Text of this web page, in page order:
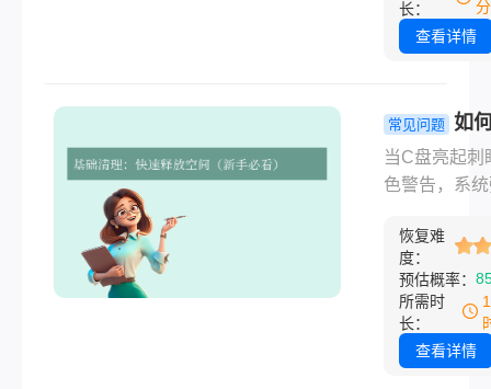
据恢复的成
成、价格范
式化操作后
恢复并非总
呢？本文将
绍闪迪移动
除数据恢复
高效方法，
户高效找回
数据。
长：
查看详情
常见问题 如
电脑c盘内
效清理指南
当C盘亮起刺
色警告，系
是否感到手
措？那么如
电脑c盘内存
担心，这份
清理指南将
恢复难
度：
预估概率：
所需时
长：
查看详情